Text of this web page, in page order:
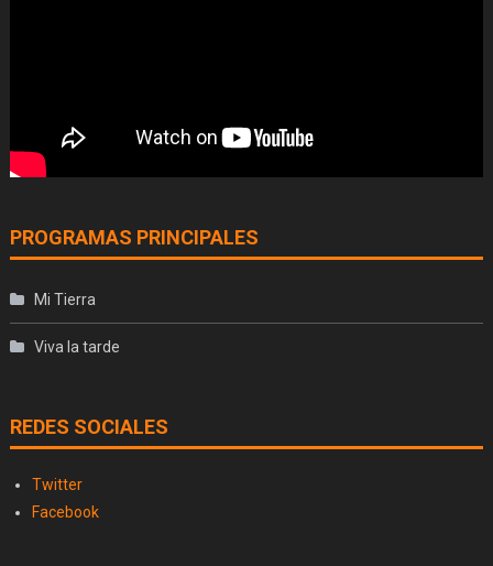
PROGRAMAS PRINCIPALES
Mi Tierra
Viva la tarde
REDES SOCIALES
Twitter
Facebook